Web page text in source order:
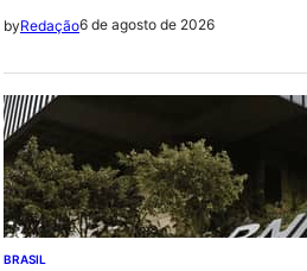
byRedação6 de agosto de 2026
BRASIL